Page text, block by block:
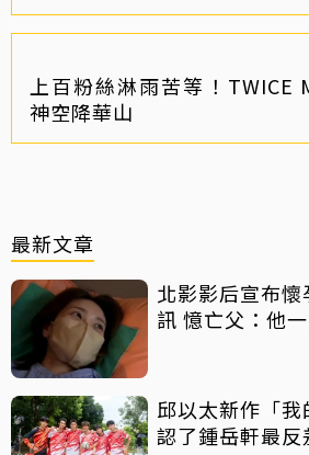
上百粉絲淋雨苦等！TWICE
神空降華山
最新文章
北影影后宣布
訊 憶亡父：他
邱以太新作「我
認了鍾岳軒最